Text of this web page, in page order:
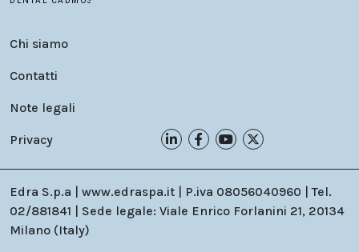
Chi siamo
Contatti
Note legali
Privacy
Edra S.p.a | www.edraspa.it | P.iva 08056040960 | Tel.
02/881841 | Sede legale: Viale Enrico Forlanini 21, 20134
Milano (Italy)